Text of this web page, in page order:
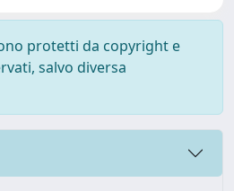
protetti da copyright e
salvo diversa